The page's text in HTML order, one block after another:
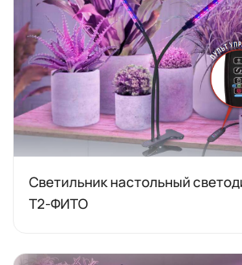
Светильник настольный
Т2-ФИТО